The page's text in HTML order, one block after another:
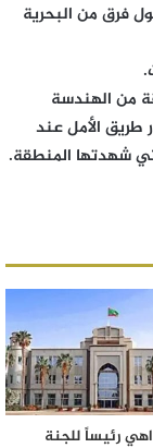
فرق من البحرية
من الهندسة
طريق الأمل عند
رئيساً للجنة